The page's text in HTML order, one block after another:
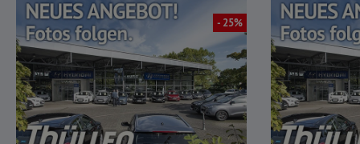
- 25%